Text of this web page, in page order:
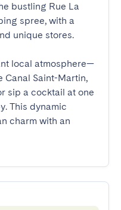
bustling Rue La
spree, with a
unique stores.
local atmosphere—
Canal Saint-Martin,
sip a cocktail at one
This dynamic
charm with an